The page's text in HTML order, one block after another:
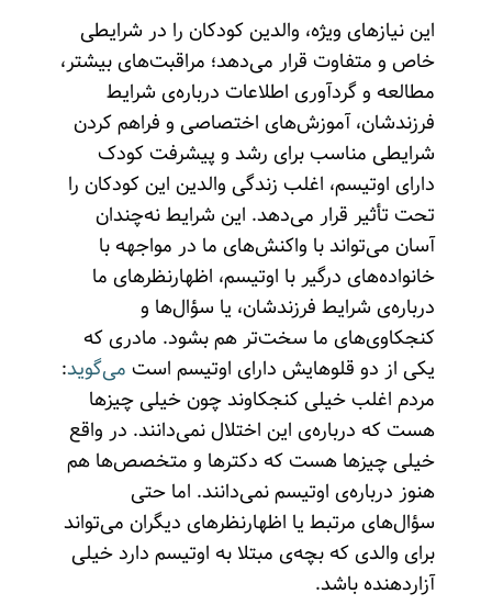
این نیازهای ویژه، والدین کودکان را در شرایطی
خاص و متفاوت قرار می‌دهد؛ مراقبت‌های بیشتر،
مطالعه و گردآوری اطلاعات درباره‌ی شرایط
فرزندشان، آموزش‌های اختصاصی و فراهم کردن
شرایطی مناسب برای رشد و پیشرفت کودک
دارای اوتیسم، اغلب زندگی والدین این کودکان را
تحت تأثیر قرار می‌دهد. این شرایط نه‌چندان
آسان می‌تواند با واکنش‌های ما در مواجهه با
خانواده‌های درگیر با اوتیسم، اظهارنظرهای ما
درباره‌ی شرایط فرزندشان، یا سؤال‌ها و
کنجکاوی‌های ما سخت‌تر هم بشود. مادری که
یکی از دو قلوهایش دارای اوتیسم است می‌گوید:
مردم اغلب خیلی کنجکاوند چون خیلی چیزها
هست که درباره‌ی این اختلال نمی‌دانند. در واقع
خیلی چیزها هست که دکترها و متخصص‌ها هم
هنوز درباره‌ی اوتیسم نمی‌دانند. اما حتی
سؤال‌های مرتبط یا اظهارنظرهای دیگران می‌تواند
برای والدی که بچه‌ی مبتلا به اوتیسم دارد خیلی
آزاردهنده باشد.